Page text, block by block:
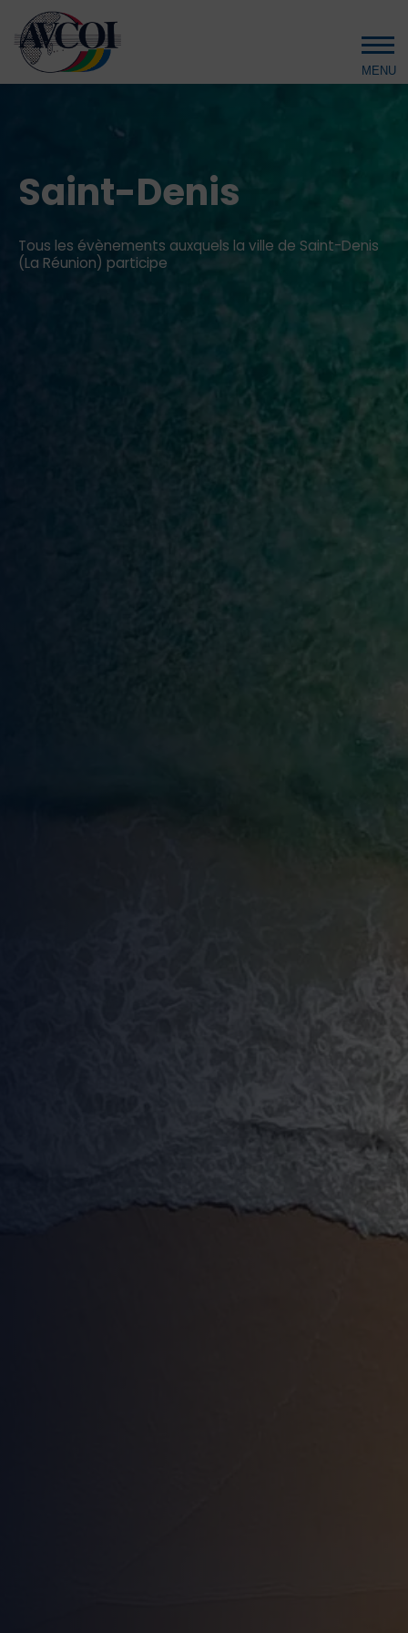
Aller au contenu principal
Saint-Denis
Tous les évènements auxquels la ville de Saint-Denis
(La Réunion) participe